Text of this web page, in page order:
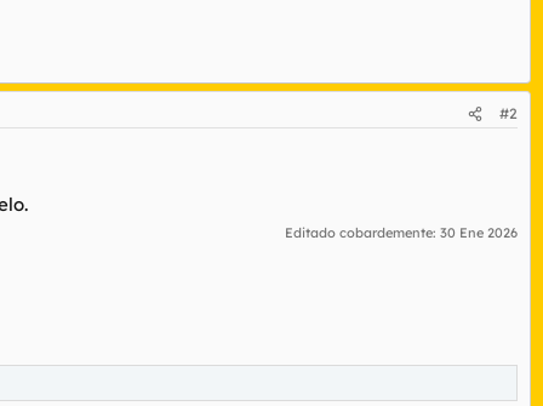
#2
Editado cobardemente: 30 Ene 2026